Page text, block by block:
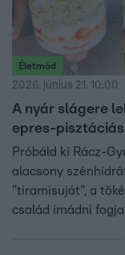
Életmód
2026. június 21. 10:00
A nyár slágere
epres-pisztáciás
Próbáld ki Rácz-
alacsony
"tiramisuját", a
család imádni